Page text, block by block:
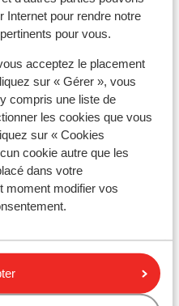
pour rendre notre
pour vous.
acceptez le placement
sur « Gérer », vous
compris une liste de
les cookies que vous
sur « Cookies
cookie autre que les
dans votre
moment modifier vos
mécaniques
de ski
- Serre